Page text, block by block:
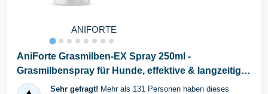
ANIFORTE
AniForte Grasmilben-EX Spray 250ml -
Grasmilbenspray für Hunde, effektive & langzeitige
Abwehr...Sehr gefragt! Mehr als 131 Personen haben dieses